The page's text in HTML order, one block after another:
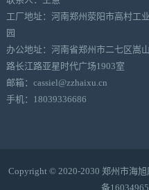
工厂地址：河南郑州荥阳市高村工业
园
办公地址：河南省郑州市二七区嵩山
路长江路亚星时代广场1903室
邮箱：cassiel@zzhaixu.cn
手机：18039336686
Copyright © 2020-2030 郑州市海
备